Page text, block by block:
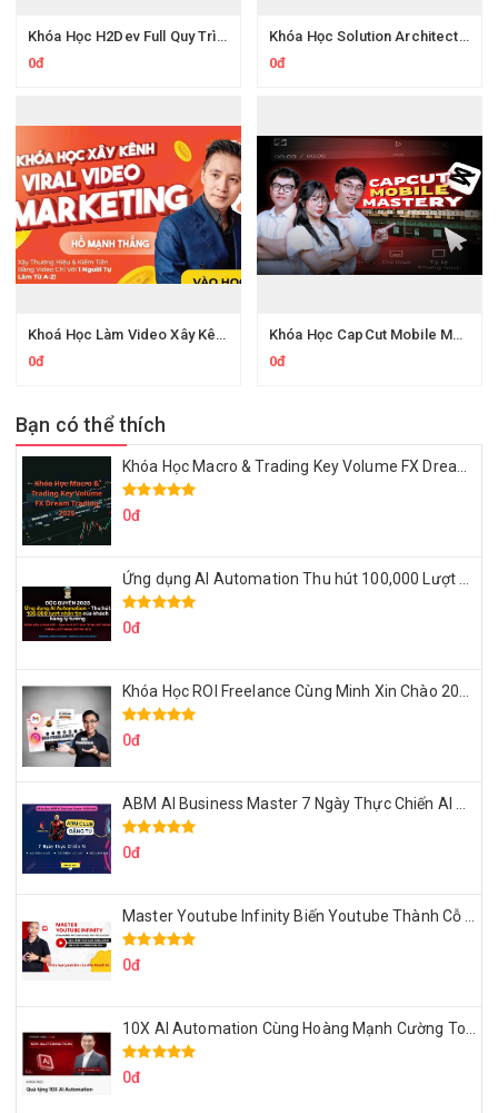
Khóa Học H2Dev Full Quy Trình Thực Chiến Và Key Làm Youtube View Ngoại
0đ
Khóa Học Solution Architect 200Lab – Thiết Kế Hệ Thống Microservices & System Design
0đ
Khoá Học Làm Video Xây Kênh Hồ Mạnh Thắng
0đ
Khóa Học CapCut Mobile Mastery Của Kobemedia Làm Chủ Edit Video
0đ
Bạn có thể thích
Khóa Học Macro & Trading Key Volume FX Dream Trading 2025
0đ
Ứng dụng AI Automation Thu hút 100,000 Lượt Nhắn Tin Của Khách Hàng Lý Tưởng
0đ
Khóa Học ROI Freelance Cùng Minh Xin Chào 2025
0đ
ABM AI Business Master 7 Ngày Thực Chiến AI Của Đặng Tú
0đ
Master Youtube Infinity Biến Youtube Thành Cỗ Máy Kiếm Tiền Của Bạn
0đ
10X AI Automation Cùng Hoàng Mạnh Cường Topmax
0đ